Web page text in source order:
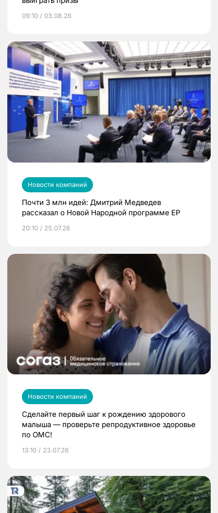
09:10 / 03.08.26
Новости компаний
Почти 3 млн идей: Дмитрий Медведев
рассказал о Новой Народной программе ЕР
20:10 / 25.07.26
Новости компаний
Сделайте первый шаг к рождению здорового
малыша — проверьте репродуктивное здоровье
по ОМС!
13:10 / 23.07.26